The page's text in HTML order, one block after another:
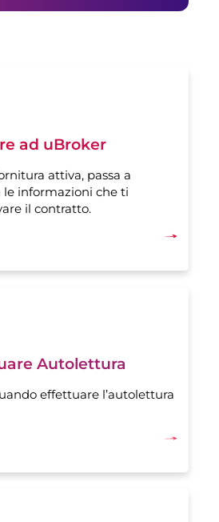
ad uBroker
attiva, passa a
le informazioni che ti
il contratto.
Autolettura
effettuare l’autolettura